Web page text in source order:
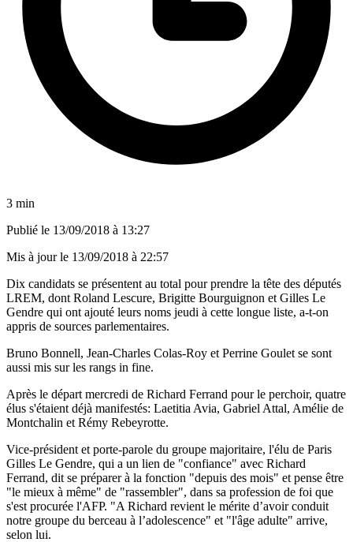
3 min
Publié le 13/09/2018 à 13:27
Mis à jour le 13/09/2018 à 22:57
Dix candidats se présentent au total pour prendre la tête des députés
LREM, dont Roland Lescure, Brigitte Bourguignon et Gilles Le
Gendre qui ont ajouté leurs noms jeudi à cette longue liste, a-t-on
appris de sources parlementaires.
Bruno Bonnell, Jean-Charles Colas-Roy et Perrine Goulet se sont
aussi mis sur les rangs in fine.
Après le départ mercredi de Richard Ferrand pour le perchoir, quatre
élus s'étaient déjà manifestés: Laetitia Avia, Gabriel Attal, Amélie de
Montchalin et Rémy Rebeyrotte.
Vice-président et porte-parole du groupe majoritaire, l'élu de Paris
Gilles Le Gendre, qui a un lien de "confiance" avec Richard
Ferrand, dit se préparer à la fonction "depuis des mois" et pense être
"le mieux à même" de "rassembler", dans sa profession de foi que
s'est procurée l'AFP. "A Richard revient le mérite d’avoir conduit
notre groupe du berceau à l’adolescence" et "l'âge adulte" arrive,
selon lui.